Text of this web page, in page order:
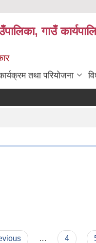
गाउँ
तथा परियोजना
… 4